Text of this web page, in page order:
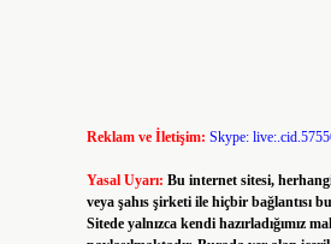
Reklam ve İletişim: Skype:
Yasal Uyarı: Bu internet sitesi,
veya şahıs şirketi ile hiçbir bağlantısı
Sitede yalnızca kendi hazırladığımız